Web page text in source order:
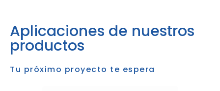
Aplicaciones de nuestros
productos
Tu próximo proyecto te espera